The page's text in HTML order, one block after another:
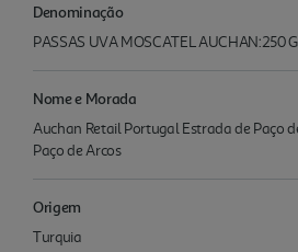
Denominação
PASSAS UVA MOSCATEL AUCHAN:250 G
Nome e Morada
Auchan Retail Portugal Estrada de Paço
Paço de Arcos
Origem
Turquia